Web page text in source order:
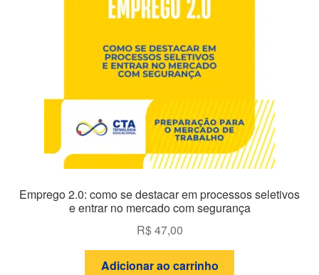
Emprego 2.0: como se destacar em processos seletivos
e entrar no mercado com segurança
R$47,00
Adicionar ao carrinho